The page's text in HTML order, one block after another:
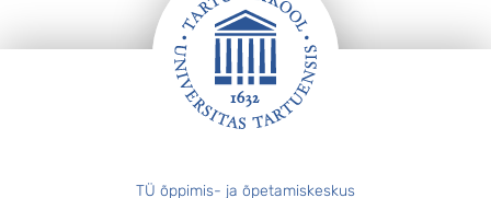
TÜ õppimis- ja õpetamiskeskus